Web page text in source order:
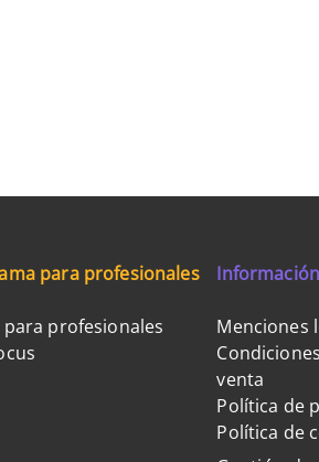
para profesionales
para profesionales
Menciones
venta
Política de
Política de